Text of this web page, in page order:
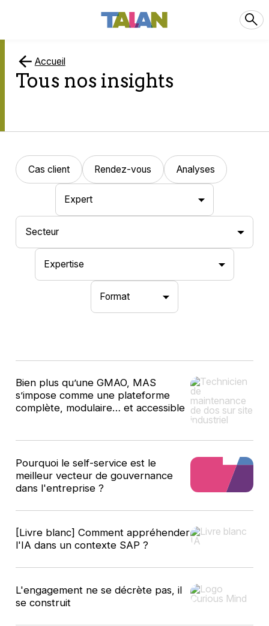
Accueil
Tous nos insights
Cas client Rendez-vous Analyses
Format
Expertise
Secteur
Expert
10
résultats
Bien plus qu’une GMAO, MAS
s’impose comme une plateforme
complète, modulaire… et accessible
Pourquoi le self-service est le
meilleur vecteur de gouvernance
dans l'entreprise ?
[Livre blanc] Comment appréhender
l'IA dans un contexte SAP ?
L'engagement ne se décrète pas, il
se construit